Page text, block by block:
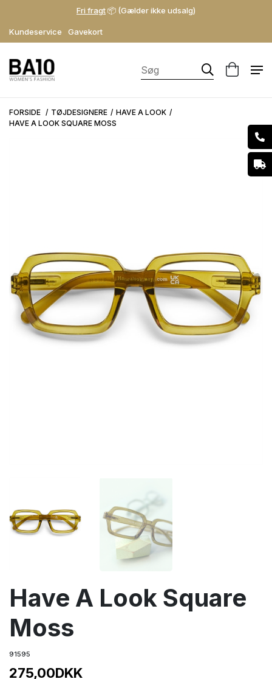
Kundeservice Gavekort
Fri fragt📦 (Gælder ikke udsalg)
FORSIDE TØJDESIGNERE
HAVE A LOOK
HAVE A LOOK SQUARE MOSS
Have A Look Square
Moss
91595
275,00DKK